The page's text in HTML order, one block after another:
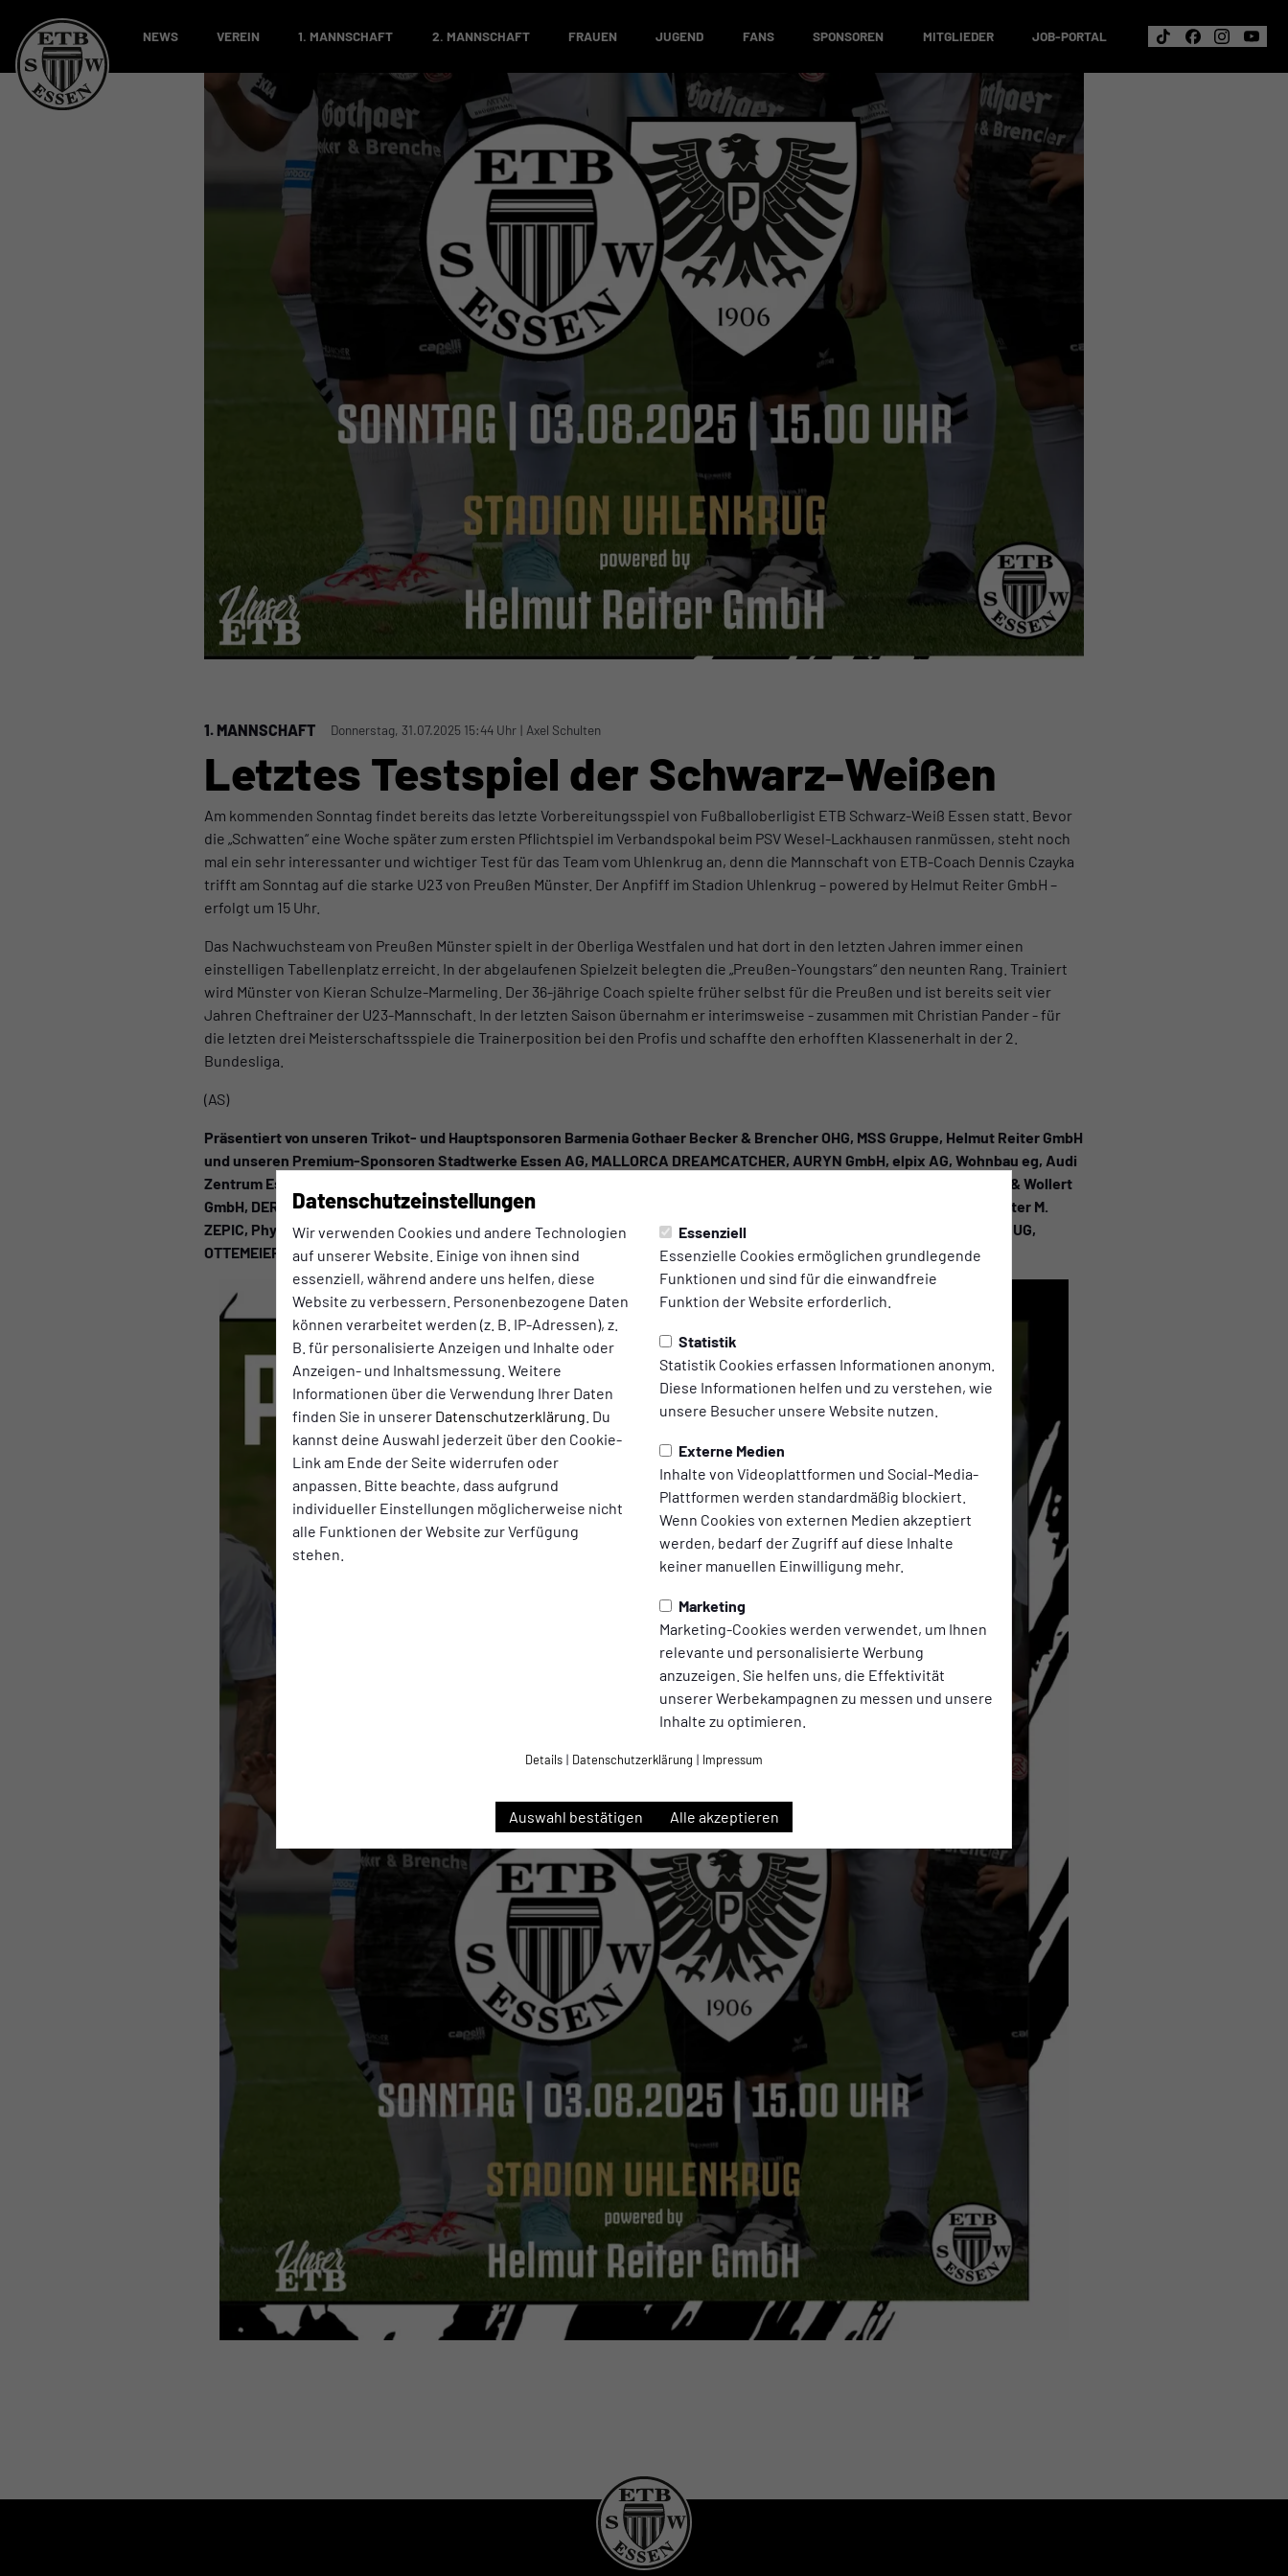
Datenschutzeinstellungen
Wir verwenden Cookies und andere Technologien
auf unserer Website. Einige von ihnen sind
essenziell, während andere uns helfen, diese
Website zu verbessern. Personenbezogene Daten
können verarbeitet werden (z. B. IP-Adressen), z.
B. für personalisierte Anzeigen und Inhalte oder
Anzeigen- und Inhaltsmessung. Weitere
Informationen über die Verwendung Ihrer Daten
finden Sie in unserer Datenschutzerklärung . Du
kannst deine Auswahl jederzeit über den Cookie-
Link am Ende der Seite widerrufen oder
anpassen. Bitte beachte, dass aufgrund
individueller Einstellungen möglicherweise nicht
alle Funktionen der Website zur Verfügung
stehen.
Essenziell
Essenzielle Cookies ermöglichen grundlegende
Funktionen und sind für die einwandfreie
Funktion der Website erforderlich.
Statistik
Statistik Cookies erfassen Informationen anonym.
Diese Informationen helfen und zu verstehen, wie
unsere Besucher unsere Website nutzen.
Externe Medien
Inhalte von Videoplattformen und Social-Media-
Plattformen werden standardmäßig blockiert.
Wenn Cookies von externen Medien akzeptiert
werden, bedarf der Zugriff auf diese Inhalte
keiner manuellen Einwilligung mehr.
Marketing
Marketing-Cookies werden verwendet, um Ihnen
relevante und personalisierte Werbung
anzuzeigen. Sie helfen uns, die Effektivität
unserer Werbekampagnen zu messen und unsere
Inhalte zu optimieren.
Details | Datenschutzerklärung | Impressum
Auswahl bestätigen Alle akzeptieren
NEWS VEREIN 1. MANNSCHAFT 2. MANNSCHAFT FRAUEN JUGEND FANS SPONSOREN MITGLIEDER JOB-PORTAL
1. MANNSCHAFT Donnerstag, 31.07.2025 15:44 Uhr | Axel Schulten
Letztes Testspiel der Schwarz-Weißen
Am kommenden Sonntag findet bereits das letzte Vorbereitungsspiel von Fußballoberligist ETB Schwarz-Weiß Essen statt. Bevor
die „Schwatten“ eine Woche später zum ersten Pflichtspiel im Verbandspokal beim PSV Wesel-Lackhausen ranmüssen, steht noch
mal ein sehr interessanter und wichtiger Test für das Team vom Uhlenkrug an, denn die Mannschaft von ETB-Coach Dennis Czayka
trifft am Sonntag auf die starke U23 von Preußen Münster. Der Anpfiff im Stadion Uhlenkrug – powered by Helmut Reiter GmbH –
erfolgt um 15 Uhr.
Das Nachwuchsteam von Preußen Münster spielt in der Oberliga Westfalen und hat dort in den letzten Jahren immer einen
einstelligen Tabellenplatz erreicht. In der abgelaufenen Spielzeit belegten die „Preußen-Youngstars“ den neunten Rang. Trainiert
wird Münster von Kieran Schulze-Marmeling. Der 36-jährige Coach spielte früher selbst für die Preußen und ist bereits seit vier
Jahren Cheftrainer der U23-Mannschaft. In der letzten Saison übernahm er interimsweise - zusammen mit Christian Pander - für
die letzten drei Meisterschaftsspiele die Trainerposition bei den Profis und schaffte den erhofften Klassenerhalt in der 2.
Bundesliga.
(AS)
Präsentiert von unseren Trikot- und Hauptsponsoren Barmenia Gothaer Becker & Brencher OHG, MSS Gruppe, Helmut Reiter GmbH
und unseren Premium-Sponsoren Stadtwerke Essen AG, MALLORCA DREAMCATCHER, AURYN GmbH, elpix AG, Wohnbau eg, Audi
Zentrum Essen, Sparkasse Essen, Allbau GmbH, MTW Brüggemann, CREALIZE GmbH, wellnest GmbH, MÙ YÌ GmbH, Bolte & Wollert
GmbH, DERPART Gemar Reisebüro, DÖBBE Bäckereien, Immobilienverwaltung Golz, ruhrfibre Essen GmbH, Raumausstatter M.
ZEPIC, Physiotherapie PHILLIP DÖRMANN, Eugen LEHMKÜHLER GmbH, I do GmbH, Fahrschule SKUBSCH, Fassadenretter UG,
OTTEMEIER Ausbau und Fassade e.K. und Interliving Rehmann.